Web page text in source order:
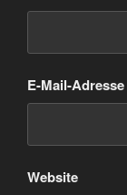
E-Mail-Adresse
Website